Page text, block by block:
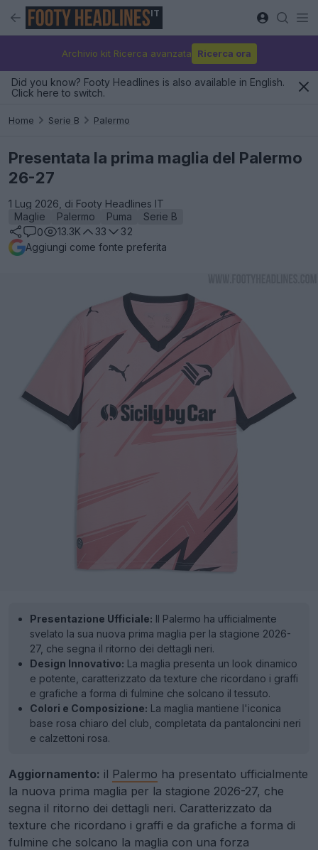
IT
Archivio kit Ricerca avanzata Ricerca ora
Did you know? Footy Headlines is also available in English.
Click here to switch.
Home Serie B Palermo
Presentata la prima maglia del Palermo
26-27
1 Lug 2026, di Footy Headlines IT
Maglie
Palermo Puma
Serie B
0
13.3K 33
32
Aggiungi come fonte preferita
Presentazione Ufficiale: Il Palermo ha ufficialmente
svelato la sua nuova prima maglia per la stagione 2026-
27, che segna il ritorno dei dettagli neri.
Design Innovativo: La maglia presenta un look dinamico
e potente, caratterizzato da texture che ricordano i graffi
e grafiche a forma di fulmine che solcano il tessuto.
Colori e Composizione: La maglia mantiene l'iconica
base rosa chiaro del club, completata da pantaloncini neri
e calzettoni rosa.
Aggiornamento: il Palermo ha presentato ufficialmente
la nuova prima maglia per la stagione 2026-27, che
segna il ritorno dei dettagli neri. Caratterizzato da
texture che ricordano i graffi e da grafiche a forma di
fulmine che solcano la maglia con una forza